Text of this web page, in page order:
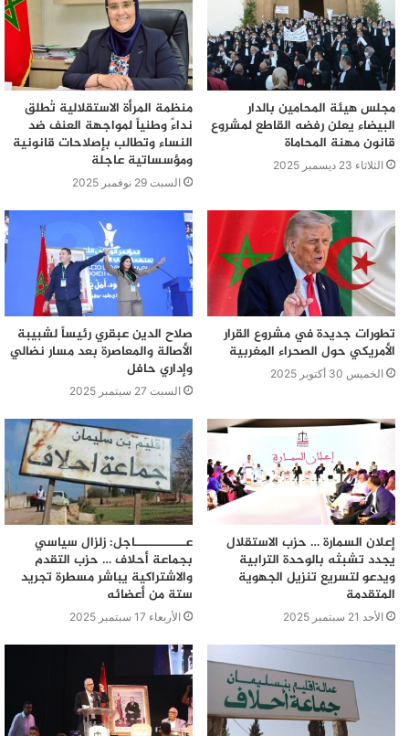
الاجتماعية والإنسانية للجمعية بمبلغ 40 مليون سنتيم
مجلس هيئة المحامين بالدار
البيضاء يعلن رفضه القاطع لمشروع
قانون مهنة المحاماة
الثلاثاء 23 ديسمبر 2025
منظمة المرأة الاستقلالية تُطلق
نداءً وطنياً لمواجهة العنف ضد
النساء وتطالب بإصلاحات قانونية
ومؤسساتية عاجلة
السبت 29 نوفمبر 2025
تطورات جديدة في مشروع القرار
الأمريكي حول الصحراء المغربية
الخميس 30 أكتوبر 2025
صلاح الدين عبقري رئيساً لشبيبة
الأصالة والمعاصرة بعد مسار نضالي
وإداري حافل
السبت 27 سبتمبر 2025
إعلان السمارة … حزب الاستقلال
يجدد تشبثه بالوحدة الترابية
ويدعو لتسريع تنزيل الجهوية
المتقدمة
الأحد 21 سبتمبر 2025
عـــــــــــاجل: زلزال سياسي
بجماعة أحلاف … حزب التقدم
والاشتراكية يباشر مسطرة تجريد
ستة من أعضائه
الأربعاء 17 سبتمبر 2025